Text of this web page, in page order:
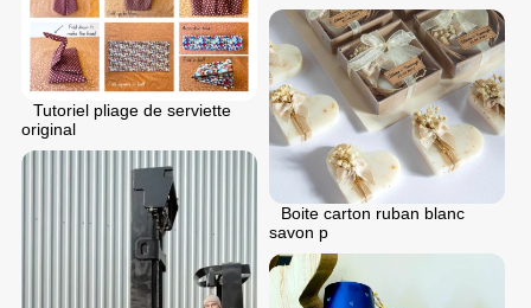
Tutoriel pliage de serviette
original
Boite carton ruban blanc
savon p